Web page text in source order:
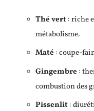
Thé vert: riche
métabolisme.
Maté : coupe-
Gingembre :
combustion des
Pissenlit: